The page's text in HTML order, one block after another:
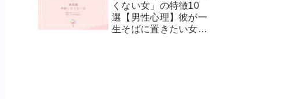
くない女」の特徴10
選【男性心理】彼が一
生そばに置きたい女性